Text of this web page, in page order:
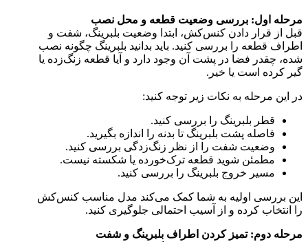
مرحله اول: بررسی وضعیت قطعه و محل نصب
قبل از قرار دادن کنس‌کش، ابتدا وضعیت بلبرینگ، شفت و
اطراف قطعه را بررسی کنید. باید بدانید بلبرینگ چگونه نصب
شده، چقدر فضا در پشت آن وجود دارد و آیا قطعه زنگ‌زده یا
گیر کرده است یا خیر.
در این مرحله به نکات زیر توجه کنید:
قطر بلبرینگ را بررسی کنید.
فاصله پشت بلبرینگ تا بدنه را اندازه بگیرید.
وضعیت شفت را از نظر زنگ‌زدگی بررسی کنید.
مطمئن شوید قطعه ترک‌خورده یا شکسته نیست.
مسیر خروج بلبرینگ را بررسی کنید.
این بررسی اولیه به شما کمک می‌کند مدل مناسب کنس‌کش
را انتخاب کرده و از آسیب احتمالی جلوگیری کنید.
مرحله دوم: تمیز کردن اطراف بلبرینگ و شفت